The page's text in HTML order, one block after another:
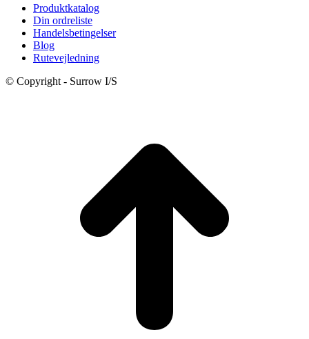
4.195,00 kr..3.895,00 kr..
Produktkatalog
Din ordreliste
Handelsbetingelser
Blog
Rutevejledning
© Copyright - Surrow I/S